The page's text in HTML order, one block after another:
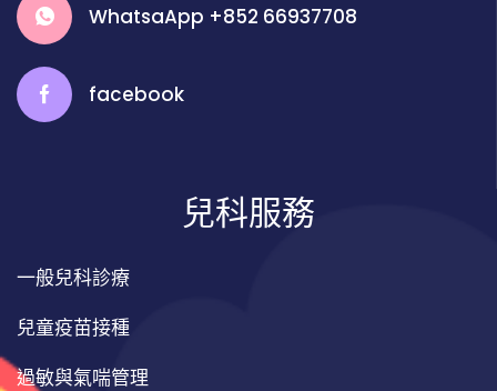
WhatsaApp +852 66937708
facebook
兒科服務
一般兒科診療
兒童疫苗接種
過敏與氣喘管理